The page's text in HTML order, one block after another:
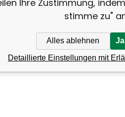
Ihre Zustimmung,
stimme zu"
Alles ablehnen
Detaillierte Einstellungen mit